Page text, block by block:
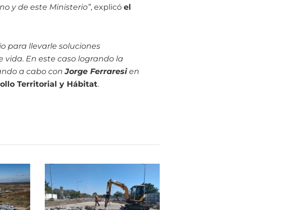
y de este Ministerio”, explicó el
para llevarle soluciones
vida. En este caso logrando la
a cabo conJorge Ferraresien
Territorial y Hábitat.